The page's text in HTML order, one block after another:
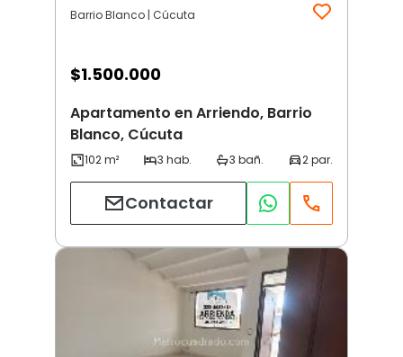
Barrio Blanco | Cúcuta
$1.500.000
Apartamento en Arriendo, Barrio
Blanco, Cúcuta
Contactar